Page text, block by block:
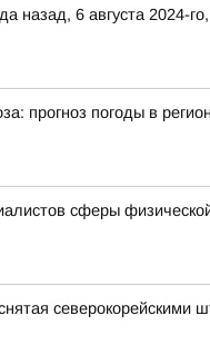
назад, 6 августа 2024-
прогноз погоды в
сферы